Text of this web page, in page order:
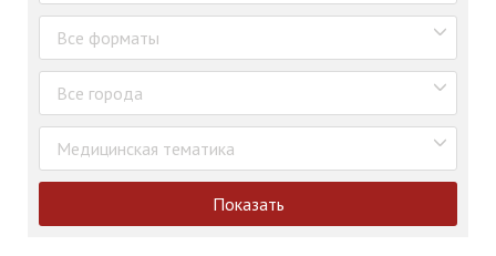
Все форматы
Все города
Медицинская тематика
Показать